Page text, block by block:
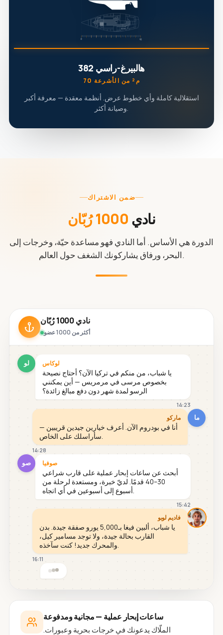
هالبيرغ-راسي 382
70 م² من الأشرعة
استقلالية كاملة وأي خطوط عرض. أنظمة معقدة — معرفة أكبر
وصيانة أكثر.
ضمن الاشتراك
نادي 1000 رُبّان
الدورة هي الأساس. أما النادي فهو مساعدة حيّة، وخرجات إلى
البحر، ورفاق يشاركونك الشغف حول العالم.
نادي 1000 رُبّان
أكثر من 1000 عضو
لو لوكاس
يا شباب، من منكم في تركيا الآن؟ أحتاج نصيحة
بخصوص مرسى في مرمريس — أين يمكنني
الرسو لمدة شهر دون دفع مبالغ زائدة؟
14:23
ما ماركو
أنا في بودروم الآن. أعرف خيارين جيدين قريبين —
سأراسلك على الخاص.
14:28
صو صوفيا
أبحث عن ساعات إبحار عملية على قارب شراعي
30–40 قدمًا. لديّ خبرة، ومستعدة لرحلة من
أسبوع إلى أسبوعين في أي اتجاه.
15:42
فاديم لوبو
يا شباب، ألبين فيغا بـ5,000 يورو صفقة جيدة. بدن
القارب بحالة جيدة، ولا توجد مسامير كيل،
والمحرك جديد! كنت سآخذه.
16:11
ساعات إبحار عملية — مجانية ومدفوعة
الملّاك يدعونك في خرجات بحرية وعبورات.